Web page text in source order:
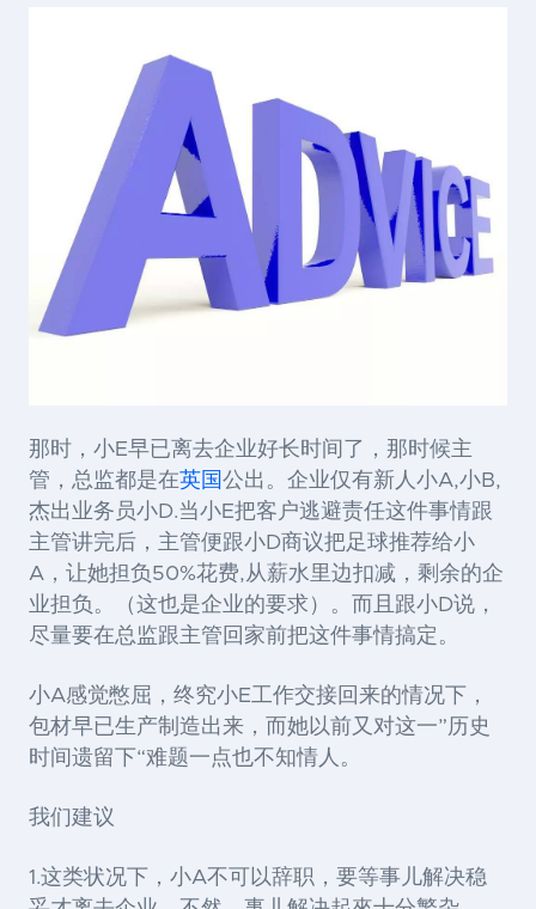
那时，小E早已离去企业好长时间了，那时候主
管，总监都是在英国公出。企业仅有新人小A,小B,
杰出业务员小D.当小E把客户逃避责任这件事情跟
主管讲完后，主管便跟小D商议把足球推荐给小
A，让她担负50%花费,从薪水里边扣减，剩余的企
业担负。（这也是企业的要求）。而且跟小D说，
尽量要在总监跟主管回家前把这件事情搞定。
小A感觉憋屈，终究小E工作交接回来的情况下，
包材早已生产制造出来，而她以前又对这一”历史
时间遗留下“难题一点也不知情人。
我们建议
1.这类状况下，小A不可以辞职，要等事儿解决稳